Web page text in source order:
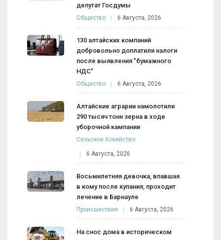
депутат Госдумы
Общество 6 Августа, 2026
130 алтайских компаний
добровольно доплатили налоги
после выявления "бумажного
НДС"
Общество 6 Августа, 2026
Алтайские аграрии намолотили
290 тысяч тонн зерна в ходе
уборочной кампании
Сельское Хозяйство
6 Августа, 2026
Восьмилетняя девочка, впавшая
в кому после купания, проходит
лечение в Барнауле
Происшествия 6 Августа, 2026
На снос дома в историческом